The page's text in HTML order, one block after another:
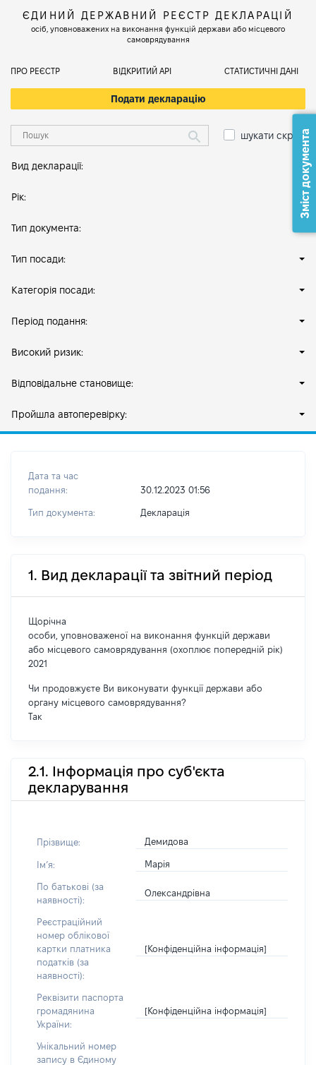
ЄДИНИЙ ДЕРЖАВНИЙ РЕЄСТР ДЕКЛАРАЦІЙ
осіб, уповноважених на виконання функцій держави або місцевого
самоврядування
ПРО РЕЄСТР ВІДКРИТИЙ АРІ СТАТИСТИЧНІ ДАНІ
Подати декларацію
шукати скрізь
Вид декларації:
Рік:
Тип документа:
Тип посади:
Категорія посади:
Період подання:
Високий ризик:
Відповідальне становище:
Пройшла автоперевірку:
Дата та час
подання:
30.12.2023 01:56
Тип документа: Декларація
1. Вид декларації та звітний період
Щорічна
особи, уповноваженої на виконання функцій держави
або місцевого самоврядування (охоплює попередній рік)
2021
Чи продовжуєте Ви виконувати функції держави або
органу місцевого самоврядування?
Так
2.1. Інформація про суб'єкта
декларування
Прізвище: Демидова
Імʼя: Марія
По батькові (за
наявності):
Олександрівна
Реєстраційний
номер облікової
картки платника
податків (за
наявності):
[Конфіденційна інформація]
Реквізити паспорта
громадянина
України:
[Конфіденційна інформація]
Унікальний номер
запису в Єдиному
Зміст документа